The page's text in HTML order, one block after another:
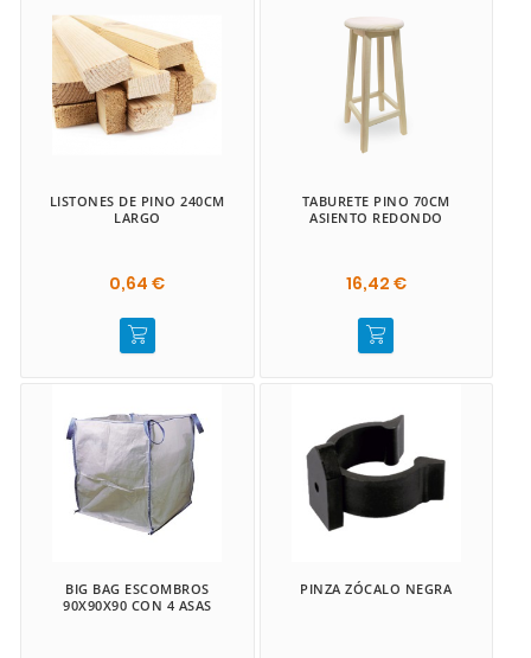
Pinturas | Adhesivos
LISTONES DE PINO 240CM
LARGO
0,64 €
TABURETE PINO 70CM
ASIENTO REDONDO
16,42 €
BIG BAG ESCOMBROS
90X90X90 CON 4 ASAS
PINZA ZÓCALO NEGRA